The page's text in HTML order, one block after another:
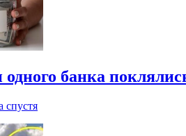
одного банка
спустя